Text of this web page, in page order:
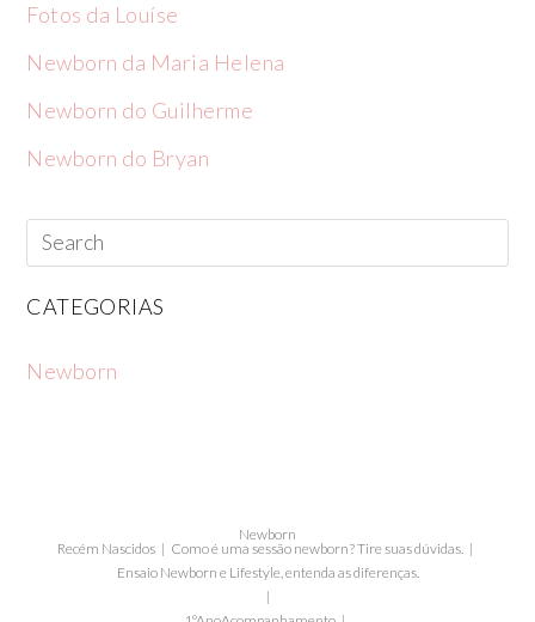
Fotos da Louíse
Newborn da Maria Helena
Newborn do Guilherme
Newborn do Bryan
CATEGORIAS
Newborn
Newborn
Recém Nascidos
Como é uma sessão newborn? Tire suas dúvidas.
Ensaio Newborn e Lifestyle, entenda as diferenças.